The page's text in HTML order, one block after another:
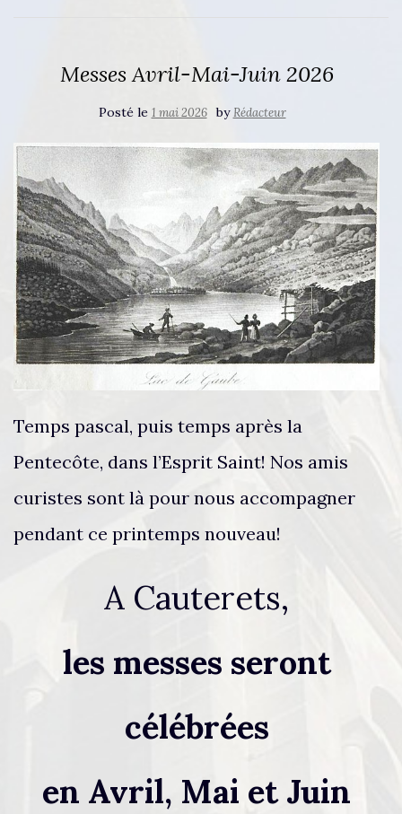
Messes Avril-Mai-Juin 2026
Posté le 1 mai 2026 byRédacteur
Temps pascal, puis temps après la
Pentecôte, dans l’Esprit Saint! Nos amis
curistes sont là pour nous accompagner
pendant ce printemps nouveau!
A Cauterets,
les messes seront
célébrées
en Avril, Mai et Juin